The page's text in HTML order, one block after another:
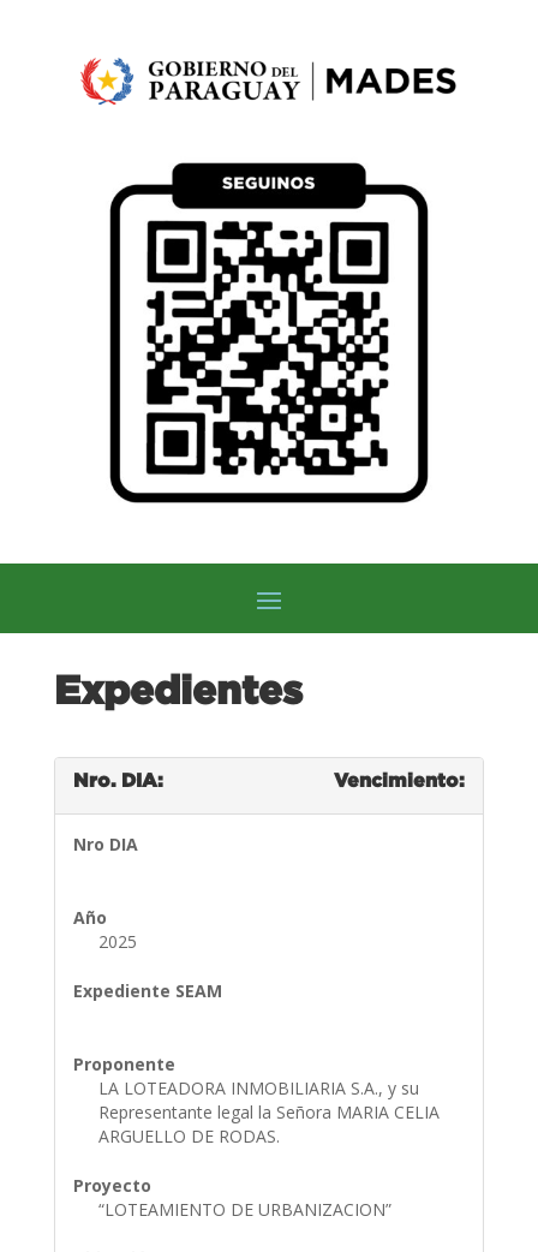
Expedientes
Nro. DIA: Vencimiento:
Nro DIA
Año
2025
Expediente SEAM
Proponente
LA LOTEADORA INMOBILIARIA S.A., y su
Representante legal la Señora MARIA CELIA
ARGUELLO DE RODAS.
Proyecto
“LOTEAMIENTO DE URBANIZACION”